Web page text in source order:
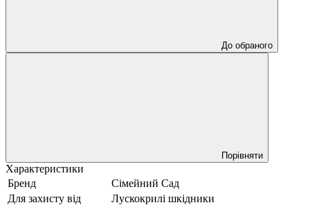
До обраного
Порівняти
Характеристики
Бренд
Сімейний Сад
Для захисту від
Лускокрилі шкідники